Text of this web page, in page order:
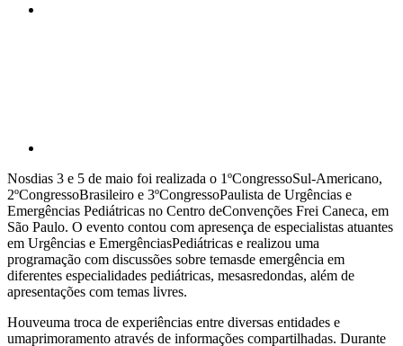
Nosdias 3 e 5 de maio foi realizada o 1ºCongressoSul-Americano,
2ºCongressoBrasileiro e 3ºCongressoPaulista de Urgências e
Emergências Pediátricas no Centro deConvenções Frei Caneca, em
São Paulo. O evento contou com apresença de especialistas atuantes
em Urgências e EmergênciasPediátricas e realizou uma
programação com discussões sobre temasde emergência em
diferentes especialidades pediátricas, mesasredondas, além de
apresentações com temas livres.
Houveuma troca de experiências entre diversas entidades e
umaprimoramento através de informações compartilhadas. Durante